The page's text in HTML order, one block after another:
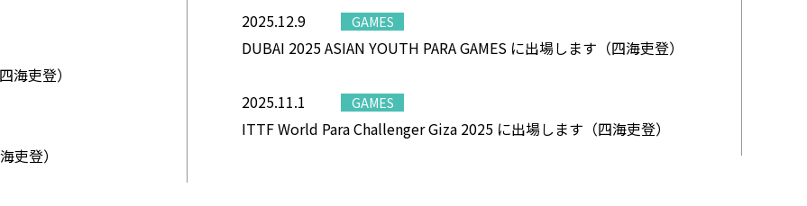
海吏登）
吏登）
2025.12.9 GAMES
DUBAI 2025 ASIAN YOUTH PARA GAMES に出場します（四海吏登）
2025.11.1 GAMES
ITTF World Para Challenger Giza 2025 に出場します（四海吏登）